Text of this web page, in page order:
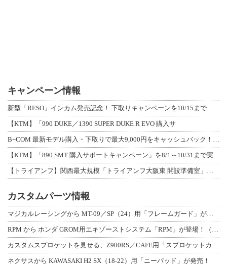
キャンペーン情報
新型「RESO」インカム発売記念！ 下取りキャンペーンを10/15まで延長して開
【KTM】「990 DUKE／1390 SUPER DUKE R EVO 購入サ
B+COM 最新モデル購入・下取りで最大9,000円をキャッシュバック！「B+F
【KTM】「890 SMT 購入サポートキャンペーン」を8/1～10/31まで実
【トライアンフ】関西最大規模「トライアンフ大阪東 開設準備室」がオープン！ 限定
カスタムパーツ情報
マジカルレーシングから MT-09／SP（24）用「フレームガード」が登場！
RPM から ホンダ GROM用エキゾーストシステム「RPM」が登場！（動画あり
カスタムスプロケットを見せる、Z900RS／CAFE用「スプロケットカバーフルキ
ネクサスから KAWASAKI H2 SX（18-22）用「ニーパッド」が発売！